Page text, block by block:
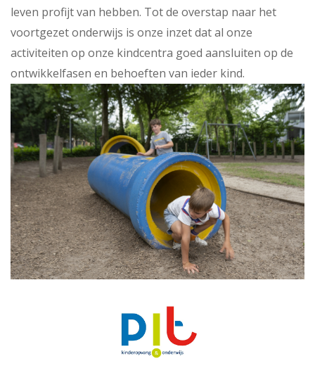
leven profijt van hebben. Tot de overstap naar het
voortgezet onderwijs is onze inzet dat al onze
activiteiten op onze kindcentra goed aansluiten op de
ontwikkelfasen en behoeften van ieder kind.